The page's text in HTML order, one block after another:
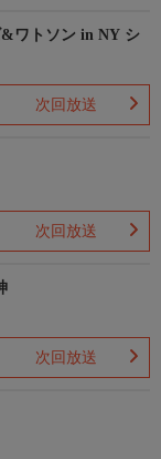
ワトソン in NY シ
次回放送
次回放送
次回放送